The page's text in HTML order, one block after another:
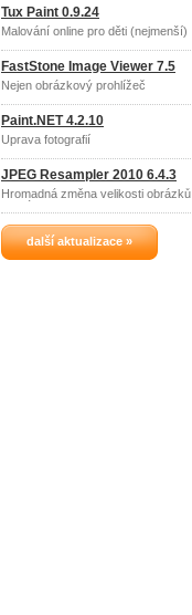
Tux Paint 0.9.24
Malování online pro děti (nejmenší)
FastStone Image Viewer 7.5
Nejen obrázkový prohlížeč
Paint.NET 4.2.10
Úprava fotografií
JPEG Resampler 2010 6.4.3
Hromadná změna velikosti obrázků
formát JPEG
další aktualizace »